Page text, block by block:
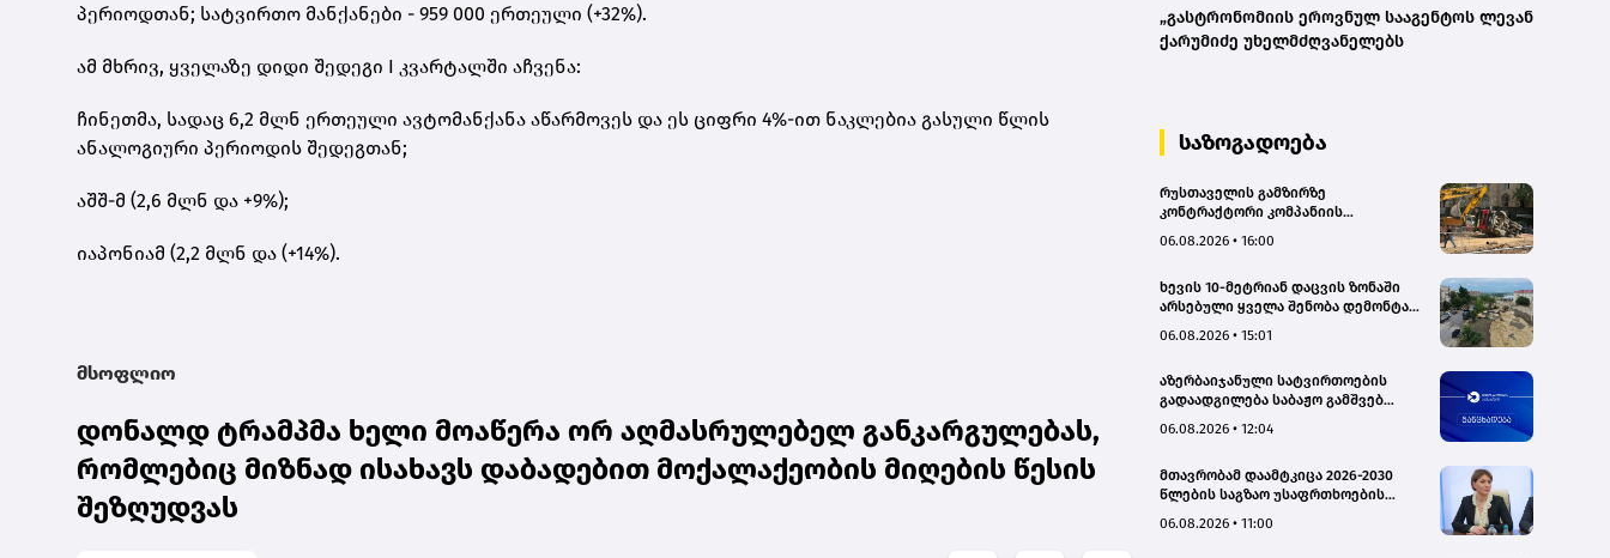
პერიოდთან; სატვირთო მანქანები - 959 000 ერთეული (+32%).
ამ მხრივ, ყველაზე დიდი შედეგი I კვარტალში აჩვენა:
ჩინეთმა, სადაც 6,2 მლნ ერთეული ავტომანქანა აწარმოვეს და ეს ციფრი 4%-ით ნაკლებია გასული წლის
ანალოგიური პერიოდის შედეგთან;
აშშ-მ (2,6 მლნ და +9%);
იაპონიამ (2,2 მლნ და (+14%).
მსოფლიო
დონალდ ტრამპმა ხელი მოაწერა ორ აღმასრულებელ განკარგულებას,
რომლებიც მიზნად ისახავს დაბადებით მოქალაქეობის მიღების წესის
შეზღუდვას
„გასტრონომიის ეროვნულ სააგენტოს ლევან
ქარუმიძე უხელმძღვანელებს
საზოგადოება
რუსთაველის გამზირზე
კონტრაქტორი კომპანიის
ახლოს იმოძრავა, რამაც ნიადაგის
გამოიწვია, გადაბრუნდა
ავტომანქანა - თვითმცლელში
იმყოფებოდა მცირეწლოვანი ბავშვი
06.08.2026 • 16:00
ხევის 10-მეტრიან დაცვის ზონაში
არსებული ყველა შენობა დემონტაჟს
06.08.2026 • 15:01
აზერბაიჯანული სატვირთოების
გადაადგილება საბაჟო გამშვებ
მიმდინარეობს- შემოსავლების
06.08.2026 • 12:04
მთავრობამ დაამტკიცა 2026-2030
წლების საგზაო უსაფრთხოების
სამოქმედო გეგმა – თამარ
06.08.2026 • 11:00